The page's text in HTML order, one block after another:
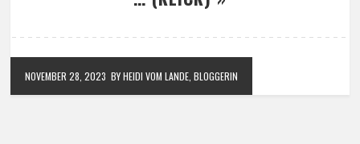
NOVEMBER 28, 2023 BY HEIDI VOM LANDE, BLOGGERIN